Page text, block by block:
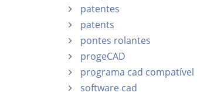
patentes
patents
pontes rolantes
progeCAD
programa cad compatível
software cad